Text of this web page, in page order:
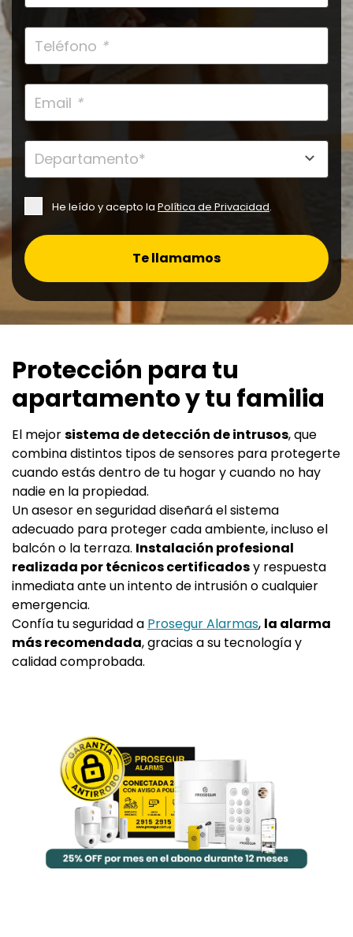
Teléfono *
Email *
He leído y acepto la Política de Privacidad.
Te llamamos
Protección para tu
apartamento y tu familia
El mejorsistema de detección de intrusos, que
combina distintos tipos de sensores para protegerte
cuando estás dentro de tu hogar y cuando no hay
nadie en la propiedad.
Un asesor en seguridad diseñará el sistema
adecuado para proteger cada ambiente, incluso el
balcón o la terraza. Instalación profesional
realizada por técnicos certificadosy respuesta
inmediata ante un intento de intrusión o cualquier
emergencia.
Confía tu seguridad a Prosegur Alarmas, la alarma
más recomendada, gracias a su tecnología y
calidad comprobada.